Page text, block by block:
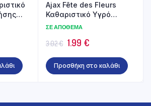
Ajax Fête des Fleurs
Καθαριστικό Υγρό
Γενικής Χρήσης
ΣΕ ΑΠΌΘΕΜΑ
3.02€ Original
price
was:
1.99 €Η
τρέχουσα
τιμή
Προσθήκη στο καλάθι